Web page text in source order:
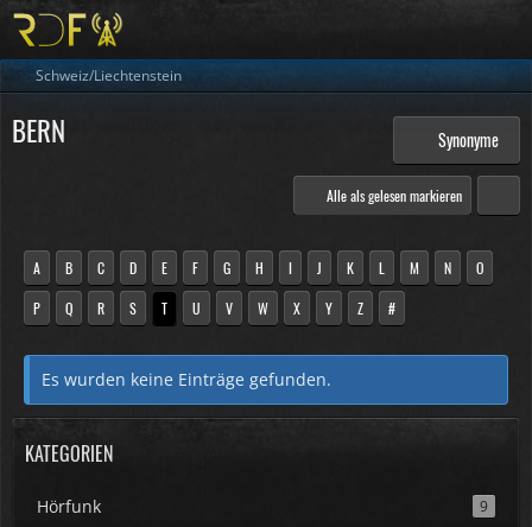
Schweiz/Liechtenstein
BERN Synonyme
Alle als gelesen markieren
A B C D E F G H I J K L M N
O
P
Q R S T U V W X Y Z #
Es wurden keine Einträge gefunden.
KATEGORIEN
Hörfunk 9